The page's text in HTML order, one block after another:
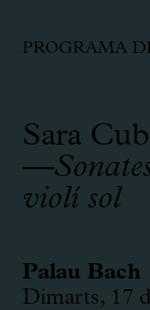
PROGRAMA
Sara
violí sol
Palau Bach
Dimarts, 17